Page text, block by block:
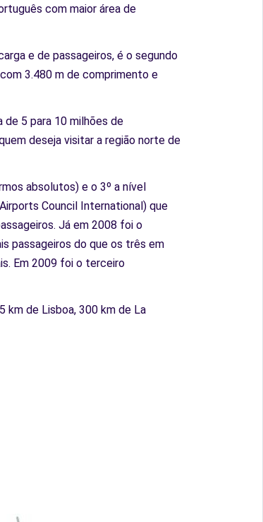
com maior área de
e de passageiros, é o segundo
3.480 m de comprimento e
5 para 10 milhões de
deseja visitar a região norte de
absolutos) e o 3º a nível
Council International) que
Já em 2008 foi o
passageiros do que os três em
Em 2009 foi o terceiro
km de Lisboa, 300 km de La